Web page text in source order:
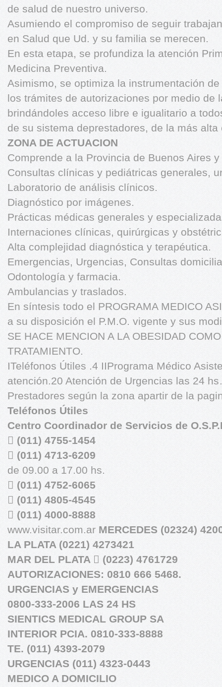
de salud de nuestro universo.
Asumiendo el compromiso de seguir
en Salud que Ud. y su familia se merecen.
En esta etapa, se profundiza la atención
Medicina Preventiva.
Asimismo, se optimiza la instrumentación
los trámites de autorizaciones por medio de
brindándoles acceso libre e igualitario a
de su sistema deprestadores, de la más
ZONA DE ACTUACION
Comprende a la Provincia de Buenos Aires y
Consultas clínicas y pediátricas generales,
Laboratorio de análisis clínicos.
Diagnóstico por imágenes.
Prácticas médicas generales y
Internaciones clínicas, quirúrgicas y
Alta complejidad diagnóstica y terapéutica.
Emergencias, Urgencias, Consultas
Odontología y farmacia.
Ambulancias y traslados.
En síntesis todo el PROGRAMA MEDICO
a su disposición el P.M.O. vigente y sus
SE HACE MENCION A LA OBESIDAD
TRATAMIENTO.
ITeléfonos Útiles .4 IIPrograma Médico
atención.20 Atención de Urgencias
Prestadores según la zona apartir de
Teléfonos Útiles
Centro Coordinador de Servicios de
 (011) 4755-1454
 (011) 4713-6209
de 09.00 a 17.00 hs.
 (011) 4752-6065
 (011) 4805-4545
 (011) 4000-8888
www.visitar.com.ar MERCEDES (02324)
LA PLATA (0221) 4273421
MAR DEL PLATA  (0223) 4761729
AUTORIZACIONES: 0810 666 5468.
URGENCIAS y EMERGENCIAS
0800-333-2006 LAS 24 HS
SIENTICS MEDICAL GROUP SA
INTERIOR PCIA. 0810-333-8888
TE. (011) 4393-2079
URGENCIAS (011) 4323-0443
MEDICO A DOMICILIO